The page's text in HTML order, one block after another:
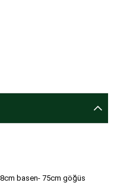
basen- 75cm göğüs